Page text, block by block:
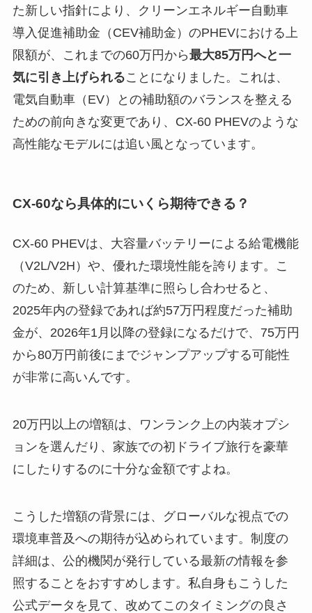
た新しい指針により、クリーンエネルギー自動車
導入促進補助金（CEV補助金）のPHEVにおける上
限額が、これまでの60万円から最大85万円へと一
気に引き上げられることになりました。これは、
電気自動車（EV）との補助額のバランスを整える
ための前向きな変更であり、CX-60 PHEVのような
高性能なモデルには追い風となっています。
CX-60なら具体的にいくら期待できる？
CX-60 PHEVは、大容量バッテリーによる給電機能
（V2L/V2H）や、優れた環境性能を誇ります。こ
のため、新しい計算基準に照らし合わせると、
2025年内の登録であれば約57万円程度だった補助
金が、2026年1月以降の登録になるだけで、75万円
から80万円前後にまでジャンプアップする可能性
が非常に高いんです。
20万円以上の増額は、ワンランク上の内装オプシ
ョンを選んだり、家族での初ドライブ旅行を豪華
にしたりするのに十分な金額ですよね。
こうした増額の背景には、グローバルな視点での
環境車普及への期待が込められています。制度の
詳細は、公的機関が発行している最新の情報を参
照することをおすすめします。私自身もこうした
公式データを見て、改めてこのタイミングの良さ